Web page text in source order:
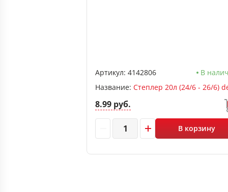
Артикул: 4142806
Название:
В
8.99 руб.
В корзину